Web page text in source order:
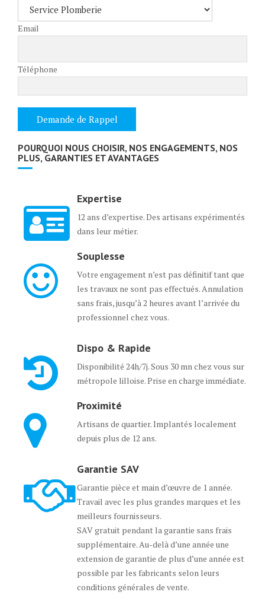
Email
Téléphone
POURQUOI NOUS CHOISIR, NOS ENGAGEMENTS, NOS
PLUS, GARANTIES ET AVANTAGES
Expertise
12 ans d’expertise. Des artisans expérimentés
dans leur métier.
Souplesse
Votre engagement n’est pas définitif tant que
les travaux ne sont pas effectués. Annulation
sans frais, jusqu’à 2 heures avant l’arrivée du
professionnel chez vous.
Dispo & Rapide
Disponibilité 24h/7j. Sous 30 mn chez vous sur
métropole lilloise. Prise en charge immédiate.
Proximité
Artisans de quartier. Implantés localement
depuis plus de 12 ans.
Garantie SAV
Garantie pièce et main d’œuvre de 1 année.
Travail avec les plus grandes marques et les
meilleurs fournisseurs.
SAV gratuit pendant la garantie sans frais
supplémentaire. Au-delà d’une année une
extension de garantie de plus d’une année est
possible par les fabricants selon leurs
conditions générales de vente.